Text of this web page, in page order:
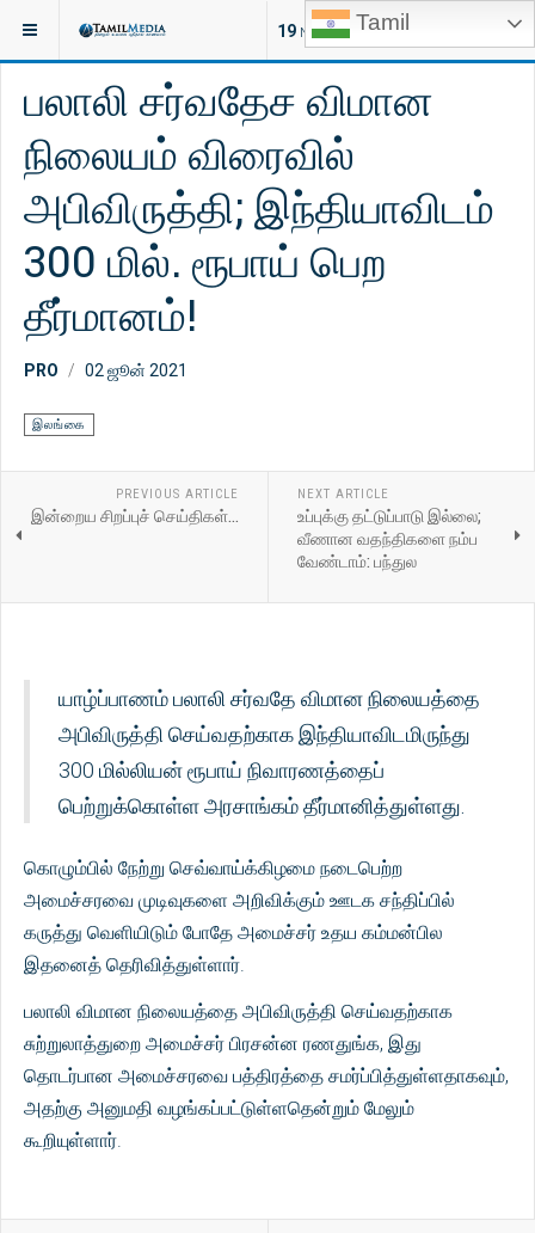
Tamil
19 NEW ARTICLES
இருக்குமிடம்: செய்திகள்
பலாலி சர்வதேச விமான
நிலையம் விரைவில்
அபிவிருத்தி; இந்தியாவிடம்
300 மில். ரூபாய் பெற
தீர்மானம்!
PRO 02 ஜூன் 2021
இலங்கை
PREVIOUS ARTICLE
இன்றைய சிறப்புச் செய்திகள்...
NEXT ARTICLE
உப்புக்கு தட்டுப்பாடு இல்லை;
வீணான வதந்திகளை நம்ப
வேண்டாம்: பந்துல
யாழ்ப்பாணம் பலாலி சர்வதே விமான நிலையத்தை
அபிவிருத்தி செய்வதற்காக இந்தியாவிடமிருந்து
300 மில்லியன் ரூபாய் நிவாரணத்தைப்
பெற்றுக்கொள்ள அரசாங்கம் தீர்மானித்துள்ளது.
கொழும்பில் நேற்று செவ்வாய்க்கிழமை நடைபெற்ற
அமைச்சரவை முடிவுகளை அறிவிக்கும் ஊடக சந்திப்பில்
கருத்து வெளியிடும் போதே அமைச்சர் உதய கம்மன்பில
இதனைத் தெரிவித்துள்ளார்.
பலாலி விமான நிலையத்தை அபிவிருத்தி செய்வதற்காக
சுற்றுலாத்துறை அமைச்சர் பிரசன்ன ரணதுங்க, இது
தொடர்பான அமைச்சரவை பத்திரத்தை சமர்ப்பித்துள்ளதாகவும்,
அதற்கு அனுமதி வழங்கப்பட்டுள்ளதென்றும் மேலும்
கூறியுள்ளார்.